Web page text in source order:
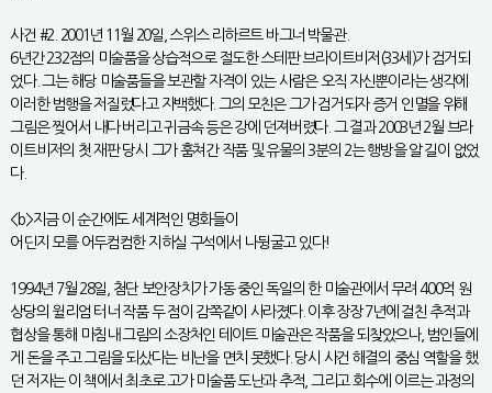
사건 #2. 2001년 11월 20일, 스위스 리하르트 바그너 박물관.
6년간 232점의 미술품을 상습적으로 절도한 스테판 브라이트비저(33세)가 검거되
었다. 그는 해당 미술품들을 보관할 자격이 있는 사람은 오직 자신뿐이라는 생각에
이러한 범행을 저질렀다고 자백했다. 그의 모친은 그가 검거되자 증거 인멸을 위해
그림은 찢어서 내다 버리고 귀금속 등은 강에 던져버렸다. 그 결과 2003년 2월 브라
이트비저의 첫 재판 당시 그가 훔쳐간 작품 및 유물의 3분의 2는 행방을 알 길이 없었
다.
<b>지금 이 순간에도 세계적인 명화들이
어딘지 모를 어두컴컴한 지하실 구석에서 나뒹굴고 있다!
1994년 7월 28일, 첨단 보안장치가 가동 중인 독일의 한 미술관에서 무려 400억 원
상당의 윌리엄 터너 작품 두 점이 감쪽같이 사라졌다. 이후 장장 7년에 걸친 추적과
협상을 통해 마침내 그림의 소장처인 테이트 미술관은 작품을 되찾았으나, 범인들에
게 돈을 주고 그림을 되샀다는 비난을 면치 못했다. 당시 사건 해결의 중심 역할을 했
던 저자는 이 책에서 최초로 고가 미술품 도난과 추적, 그리고 회수에 이르는 과정의